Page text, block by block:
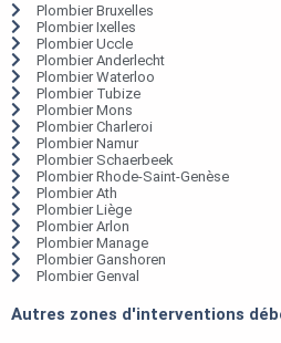
Plombier Bruxelles
Plombier Ixelles
Plombier Uccle
Plombier Anderlecht
Plombier Waterloo
Plombier Tubize
Plombier Mons
Plombier Charleroi
Plombier Namur
Plombier Schaerbeek
Plombier Rhode-Saint-Genèse
Plombier Ath
Plombier Liège
Plombier Arlon
Plombier Manage
Plombier Ganshoren
Plombier Genval
Autres zones d'interventions